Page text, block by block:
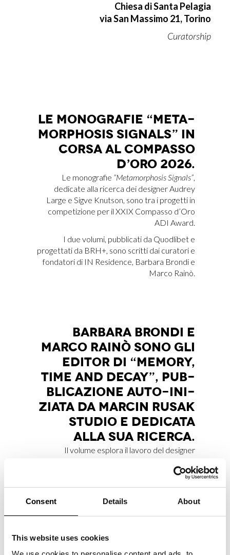
Consent Details About
This website uses cookies
Chiesa di Santa Pelagia
via San Massimo 21, Torino
Curatorship
LE MO­NO­GRA­FIE “ME­TA­
MOR­PHO­SIS SI­GNALS” IN
COR­SA AL COM­PAS­SO
D’O­RO 2026.
Le monografie “Metamorphosis Signals”,
dedicate alla ricerca dei designer Audrey
Large e Sigve Knutson, sono tra i progetti in
competizione per il XXIX Compasso d’Oro
ADI Award.
I due volumi, pubblicati da Quodlibet e
progettati da BRH+, sono scritti dai curatori e
fondatori di IN Residence, Barbara Brondi e
Marco Rainò.
BAR­BA­RA BRON­DI E
MAR­CO RAI­NÒ SONO GLI
EDI­TOR DI “ME­MO­RY,
TIME AND DE­CAY”, PUB­
BLI­CA­ZIO­NE AUTO-INI­
ZIA­TA DA MAR­CIN RU­SAK
STU­DIO E DE­DI­CA­TA
ALLA SUA RI­CER­CA.
Il volume esplora il lavoro del designer
trasformazione e memoria della materia